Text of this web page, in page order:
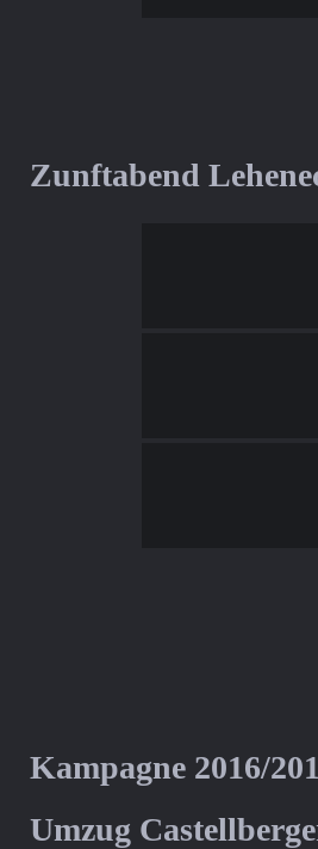
Zunftabend
Kampagne 2016/
Umzug